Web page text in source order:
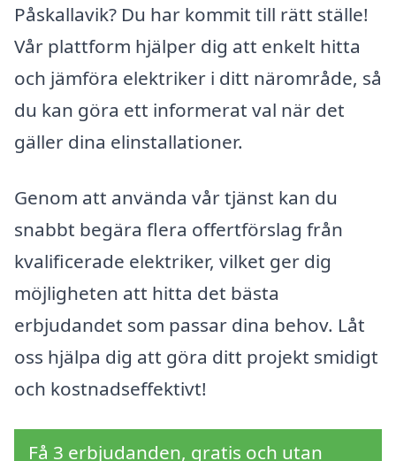
Påskallavik? Du har kommit till rätt ställe!
Vår plattform hjälper dig att enkelt hitta
och jämföra elektriker i ditt närområde, så
du kan göra ett informerat val när det
gäller dina elinstallationer.
Genom att använda vår tjänst kan du
snabbt begära flera offertförslag från
kvalificerade elektriker, vilket ger dig
möjligheten att hitta det bästa
erbjudandet som passar dina behov. Låt
oss hjälpa dig att göra ditt projekt smidigt
och kostnadseffektivt!
Få 3 erbjudanden, gratis och utan